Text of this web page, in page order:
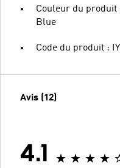
Couleur du produit
Blue
Code du produit :
Avis (12)
4.1